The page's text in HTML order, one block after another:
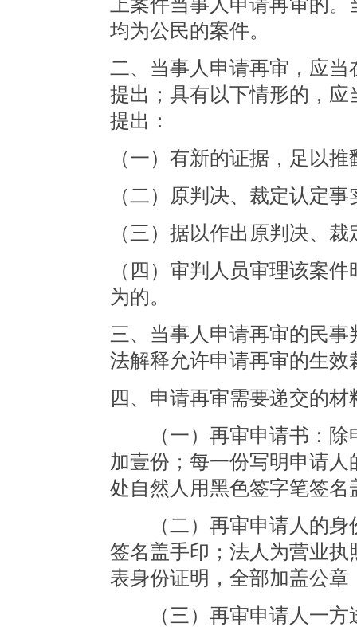
均为公民的案件。
二、当事人申请再审，应
提出；具有以下情形的，
提出：
（一）有新的证据，足以
（二）原判决、裁定认定
（三）据以作出原判决、
（四）审判人员审理该案
为的。
三、当事人申请再审的民
法解释允许申请再审的生效
四、申请再审需要递交的材
（一）再审申请书：除
加壹份；每一份写明申请
处自然人用黑色签字笔签
（二）再审申请人的身
签名盖手印；法人为营业
表身份证明，全部加盖公章
（三）再审申请人一方